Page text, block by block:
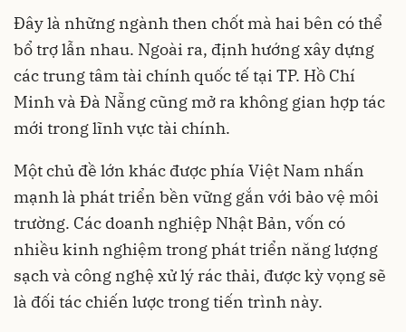
Đây là những ngành then chốt mà hai bên có thể
bổ trợ lẫn nhau. Ngoài ra, định hướng xây dựng
các trung tâm tài chính quốc tế tại TP. Hồ Chí
Minh và Đà Nẵng cũng mở ra không gian hợp tác
mới trong lĩnh vực tài chính.
Một chủ đề lớn khác được phía Việt Nam nhấn
mạnh là phát triển bền vững gắn với bảo vệ môi
trường. Các doanh nghiệp Nhật Bản, vốn có
nhiều kinh nghiệm trong phát triển năng lượng
sạch và công nghệ xử lý rác thải, được kỳ vọng sẽ
là đối tác chiến lược trong tiến trình này.